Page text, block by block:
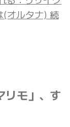
(オルタナ) 続
リモ」、す